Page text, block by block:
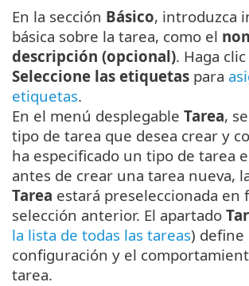
En la sección Básico, introduzca
básica sobre la tarea, como el
descripción (opcional). Haga
Seleccione las etiquetas para
etiquetas.
En el menú desplegable Tarea,
tipo de tarea que desea crear y
ha especificado un tipo de tarea
antes de crear una tarea nueva,
Tarea estará preseleccionada en
selección anterior. El apartado
la lista de todas las tareas) define
configuración y el
tarea.